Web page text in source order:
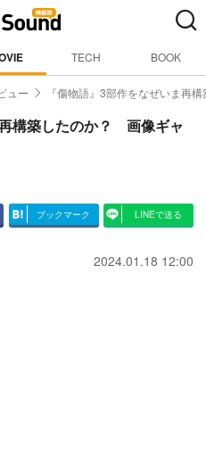
TECH BOOK
ュー 『傷物語』3部作をなぜいま再
構築したのか？ 画像ギャ
ブックマーク LINEで送る
2024.01.18 12:00